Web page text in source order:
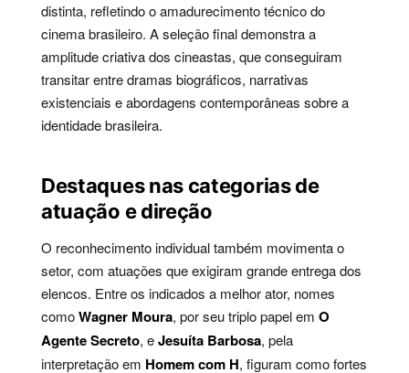
distinta, refletindo o amadurecimento técnico do
cinema brasileiro. A seleção final demonstra a
amplitude criativa dos cineastas, que conseguiram
transitar entre dramas biográficos, narrativas
existenciais e abordagens contemporâneas sobre a
identidade brasileira.
Destaques nas categorias de
atuação e direção
O reconhecimento individual também movimenta o
setor, com atuações que exigiram grande entrega dos
elencos. Entre os indicados a melhor ator, nomes
comoWagner Moura, por seu triplo papel em O
Agente Secreto, eJesuíta Barbosa, pela
interpretação em Homem com H, figuram como fortes